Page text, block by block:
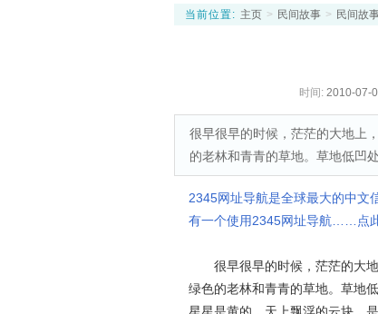
当前位置: 主页 > 民间故事 > 民间故
时间: 2010-07-
很早很早的时候，茫茫的大地上
的老林和青青的草地。草地低凹
2345网址导航是全球最大的中文
有一个使用2345网址导航……点
很早很早的时候，茫茫的大地
绿色的老林和青青的草地。草地